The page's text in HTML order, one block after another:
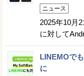
ニュース
2025年10月
に対して
LINEMOで
に